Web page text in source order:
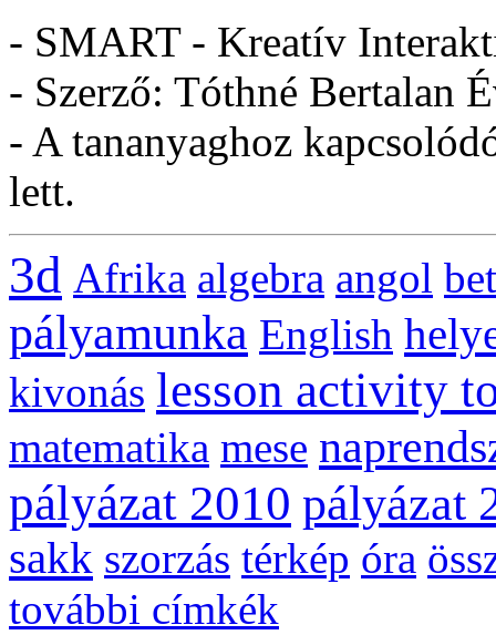
- SMART - Kreatív
- Szerző: Tóthné Bertalan
- A tananyaghoz
lett.
3d Afrika algebra angol
pályamunka English
kivonás lesson activity
matematika mese
pályázat 2010 pályázat
sakk szorzás térkép óra
további címkék